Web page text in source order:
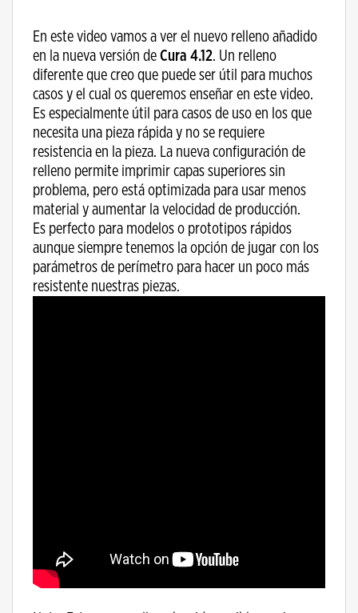
En este video vamos a ver el nuevo relleno añadido
en la nueva versión de Cura 4.12. Un relleno
diferente que creo que puede ser útil para muchos
casos y el cual os queremos enseñar en este video.
Es especialmente útil para casos de uso en los que
necesita una pieza rápida y no se requiere
resistencia en la pieza. La nueva configuración de
relleno permite imprimir capas superiores sin
problema, pero está optimizada para usar menos
material y aumentar la velocidad de producción.
Es perfecto para modelos o prototipos rápidos
aunque siempre tenemos la opción de jugar con los
parámetros de perímetro para hacer un poco más
resistente nuestras piezas.